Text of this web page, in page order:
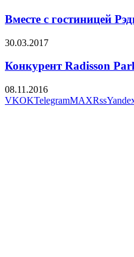
Вместе с гостиницей
30.03.2017
Конкурент Radisson
08.11.2016
VKOKTelegramMAXRss